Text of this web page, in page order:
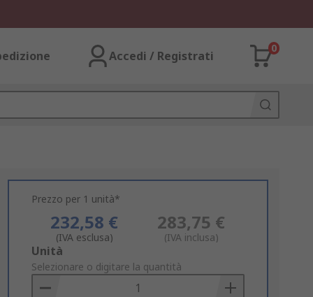
Accedi / Registrati
0
Prezzo per 1 unità*
232,58 €
(IVA esclusa)
283,75 €
(IVA inclusa)
Add
to
Basket
Unità
Selezionare o digitare la quantità